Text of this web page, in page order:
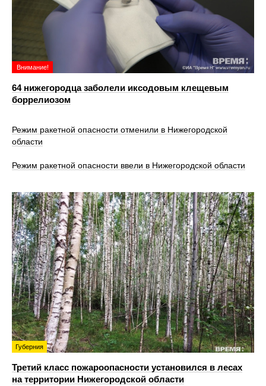
Внимание!
64 нижегородца заболели иксодовым клещевым
боррелиозом
Режим ракетной опасности отменили в Нижегородской
области
Режим ракетной опасности ввели в Нижегородской области
Губерния
Третий класс пожароопасности установился в лесах
на территории Нижегородской области